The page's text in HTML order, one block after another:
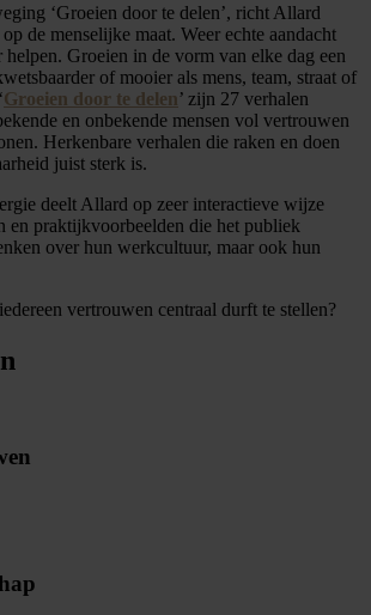
‘Groeien door te delen’, richt Allard
de menselijke maat. Weer echte aandacht
helpen. Groeien in de vorm van elke dag een
of mooier als mens, team, straat of
Groeien door te delen’ zijn 27 verhalen
en onbekende mensen vol vertrouwen
Herkenbare verhalen die raken en doen
juist sterk is.
deelt Allard op zeer interactieve wijze
en praktijkvoorbeelden die het publiek
over hun werkcultuur, maar ook hun
vertrouwen centraal durft te stellen?